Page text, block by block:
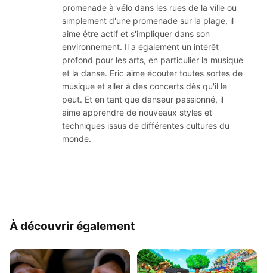
promenade à vélo dans les rues de la ville ou
simplement d'une promenade sur la plage, il
aime être actif et s'impliquer dans son
environnement. Il a également un intérêt
profond pour les arts, en particulier la musique
et la danse. Eric aime écouter toutes sortes de
musique et aller à des concerts dès qu'il le
peut. Et en tant que danseur passionné, il
aime apprendre de nouveaux styles et
techniques issus de différentes cultures du
monde.
À découvrir également